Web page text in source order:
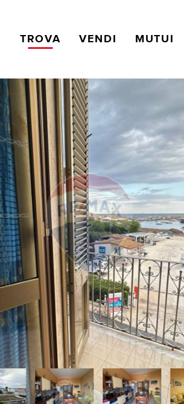
TROVA VENDI MUTUI